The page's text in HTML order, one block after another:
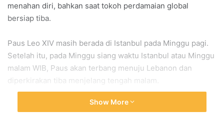
menahan diri, bahkan saat tokoh perdamaian global
bersiap tiba.
Paus Leo XIV masih berada di Istanbul pada Minggu pagi.
Setelah itu, pada Minggu siang waktu Istanbul atau Minggu
malam WIB, Paus akan terbang menuju Lebanon dan
diperkirakan tiba menjelang tengah malam.
Kedatangan Paus dianggap oleh banyak pihak sebagai
Show More